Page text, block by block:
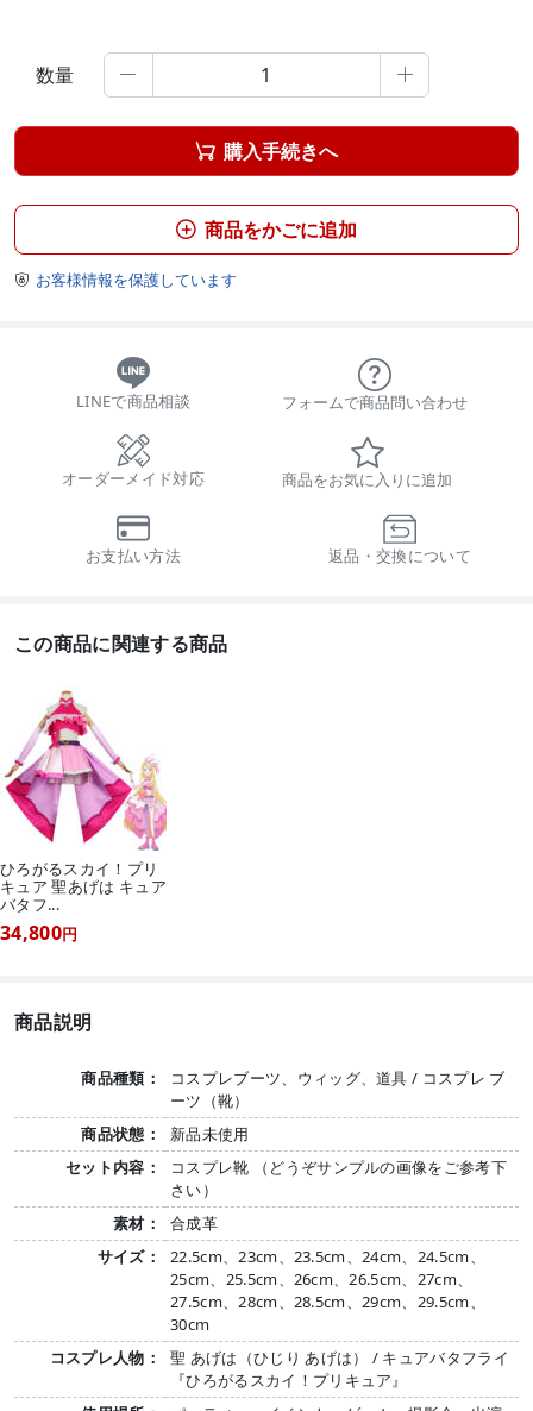
数量  
 購入手続きへ
 商品をかごに追加
 お客様情報を保護しています
LINEで商品相談 フォームで商品問い合わせ
オーダーメイド対応 商品をお気に入りに追加
お支払い方法 返品・交換について
この商品に関連する商品
ひろがるスカイ！プリ
キュア 聖あげは キュア
バタフ...
34,800円
商品説明
商品種類：
コスプレブーツ、ウィッグ、道具 / コスプレ ブ
ーツ（靴）
商品状態：
新品未使用
セット内容：
コスプレ靴 （どうぞサンプルの画像をご参考下
さい）
素材：
合成革
サイズ：
22.5cm、23cm、23.5cm、24cm、24.5cm、
25cm、25.5cm、26cm、26.5cm、27cm、
27.5cm、28cm、28.5cm、29cm、29.5cm、
30cm
コスプレ人物：
聖 あげは（ひじり あげは） / キュアバタフライ
『ひろがるスカイ！プリキュア』